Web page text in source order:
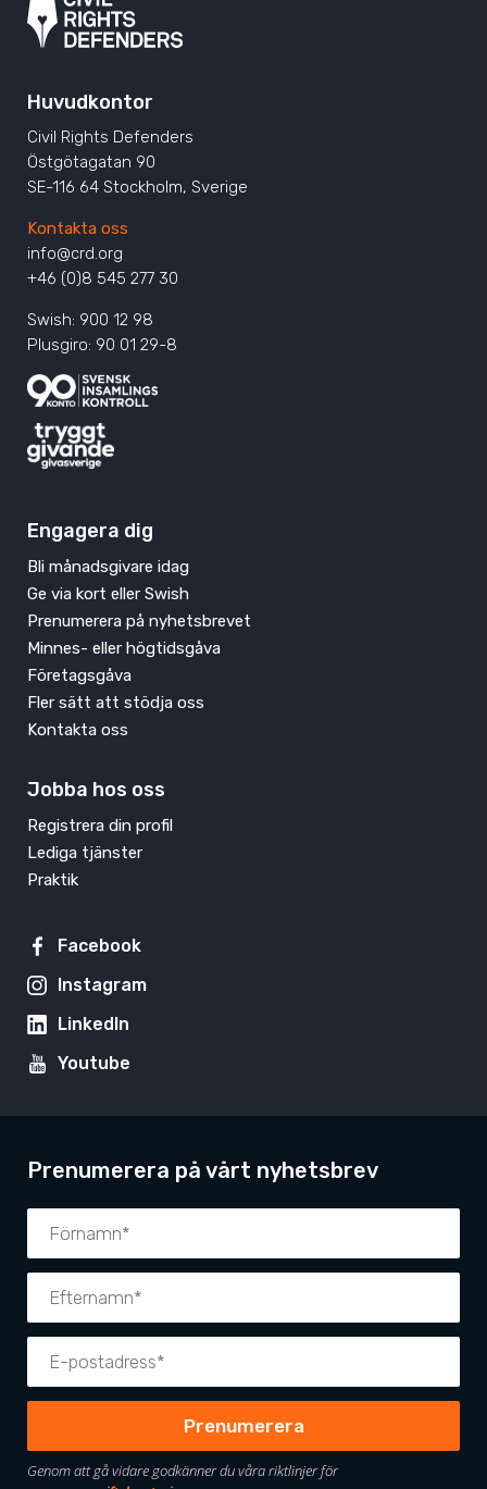
Huvudkontor
Civil Rights Defenders
Östgötagatan 90
SE-116 64 Stockholm, Sverige
Kontakta oss
info@crd.org
+46 (0)8 545 277 30
Swish: 900 12 98
Plusgiro: 90 01 29-8
Engagera dig
Bli månadsgivare idag
Ge via kort eller Swish
Prenumerera på nyhetsbrevet
Minnes- eller högtidsgåva
Företagsgåva
Fler sätt att stödja oss
Kontakta oss
Jobba hos oss
Registrera din profil
Lediga tjänster
Praktik
Facebook
Instagram
LinkedIn
Youtube
Prenumerera på vårt nyhetsbrev
Genom att gå vidare godkänner du våra riktlinjer för